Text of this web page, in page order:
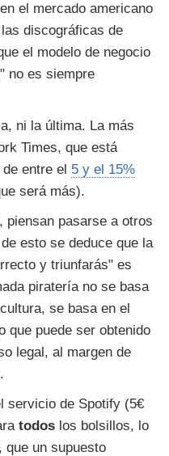
el mercado americano
discográficas de
el modelo de negocio
no es siempre
ni la última. La más
Times, que está
entre el 5 y el 15%
será más).
piensan pasarse a otros
esto se deduce que la
y triunfarás" es
piratería no se basa
se basa en el
que puede ser obtenido
legal, al margen de
servicio de Spotify (5€
todos los bolsillos, lo
que un supuesto